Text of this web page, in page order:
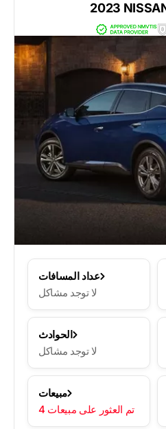
2023
عداد المسافات
لا توجد مشاكل
الحوادث
لا توجد مشاكل
مبيعات
4 تم العثور على مبيعات